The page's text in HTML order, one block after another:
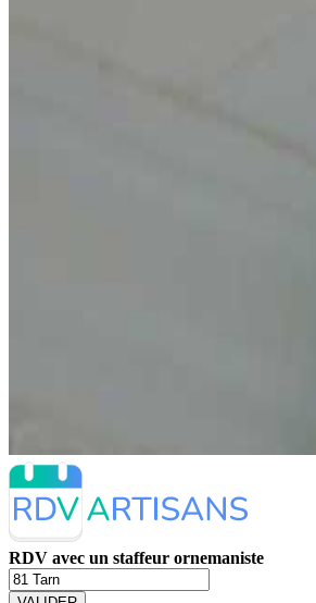
RDV avec un staffeur ornemaniste